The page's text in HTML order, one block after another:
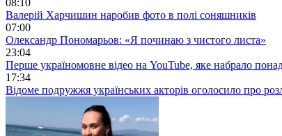
Валерій Харчишин наробив фото в полі соняшників
07:00
Олександр Пономарьов: «Я починаю з чистого листа»
23:04
Перше україномовне відео на YouTube, яке набрало
17:34
Відоме подружжя українських акторів оголосило про